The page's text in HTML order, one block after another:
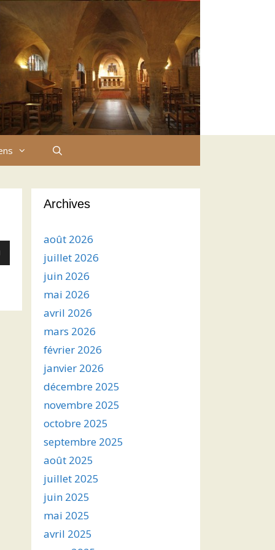
Archives
août 2026
juillet 2026
juin 2026
mai 2026
avril 2026
mars 2026
février 2026
janvier 2026
décembre 2025
novembre 2025
octobre 2025
septembre 2025
août 2025
juillet 2025
juin 2025
mai 2025
avril 2025